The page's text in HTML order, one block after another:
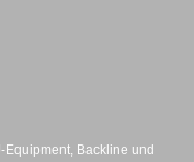
Backline und